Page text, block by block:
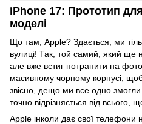
iPhone 17: Прототип
моделі
Що там, Apple? Здається, ми
вулиці! Так, той самий, який ще
але вже встиг потрапити на
масивному чорному корпусі,
звісно, дещо ми все одно змогли
точно відрізняється від
Apple інколи дає свої телефони